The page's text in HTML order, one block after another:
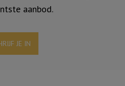
aanbod.
JE IN